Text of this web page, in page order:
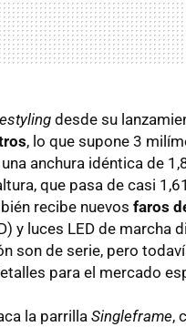
desde su
, lo que supone 3
anchura idéntica de
que pasa de casi
recibe nuevos faros
y luces LED de marcha
son de serie, pero
para el mercado
la parrilla Singleframe,